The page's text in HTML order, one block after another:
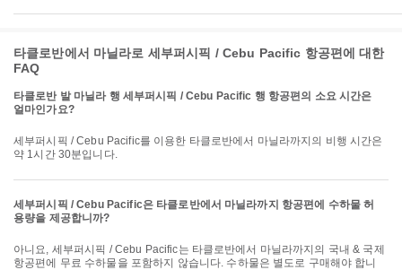
타클로반에서 마닐라로 세부퍼시픽 / Cebu Pacific 항공편에 대한
FAQ
타클로반 발 마닐라 행 세부퍼시픽 / Cebu Pacific 행 항공편의 소요 시간은
얼마인가요?
세부퍼시픽 / Cebu Pacific를 이용한 타클로반에서 마닐라까지의 비행 시간은
약 1시간 30분입니다.
세부퍼시픽 / Cebu Pacific은 타클로반에서 마닐라까지 항공편에 수하물 허
용량을 제공합니까?
아니요, 세부퍼시픽 / Cebu Pacific는 타클로반에서 마닐라까지의 국내 & 국제
항공편에 무료 수하물을 포함하지 않습니다. 수하물은 별도로 구매해야 합니